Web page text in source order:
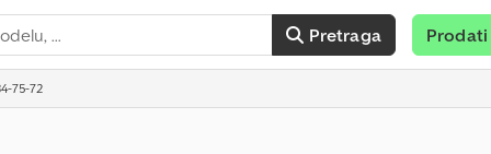
Pretraga Prodati
75-72